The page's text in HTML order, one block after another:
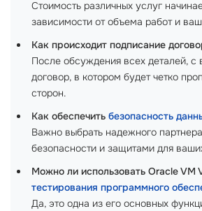
Стоимость различных услуг
зависимости от объема работ и
Как происходит подписание
После обсуждения всех деталей, с
договор, в котором будет четко
сторон.
Как обеспечить безопасность
Важно выбрать надежного
безопасности и защитами для
Можно ли использовать Oracle VM
тестирования программного
Да, это одна из его основных